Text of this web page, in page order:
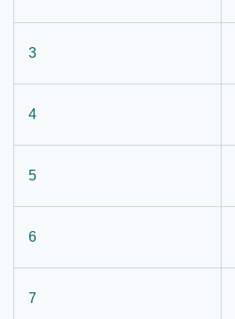
3
4
5
6
7